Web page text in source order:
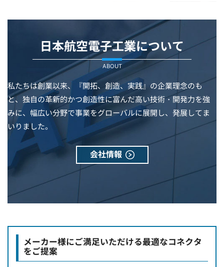
日本航空電子工業について
ABOUT
私たちは創業以来、『開拓、創造、実践』の企業理念のも
と、独自の革新的かつ創造性に富んだ高い技術・開発力を強
みに、幅広い分野で事業をグローバルに展開し、発展してま
いりました。
会社情報
メーカー様にご満足いただける最適なコネクタ
をご提案